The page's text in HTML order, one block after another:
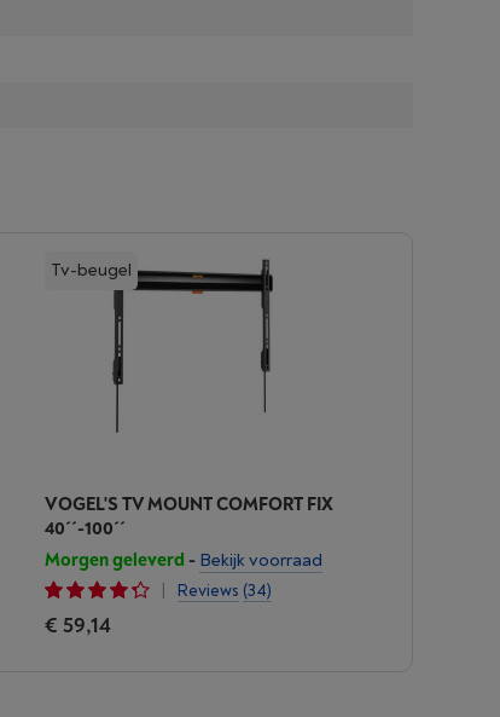
Tv-beugel
VOGEL'S TV MOUNT COMFORT FIX
40´´-100´´
Morgen geleverd - Bekijk voorraad
|
Reviews (34)
€ 59,14